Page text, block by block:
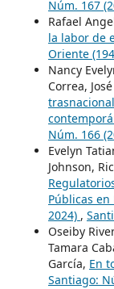
Núm. 167
Rafael
la labor de
Oriente
Nancy
Correa,
Núm. 166
Evelyn
Johnson,
Públicas en
2024) ,
Oseiby
Tamara
García, En
Santiago: